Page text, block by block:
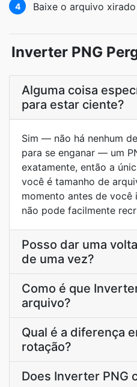
4 Baixe o arquivo xirado
Inverter PNG
Alguma coisa
para estar ciente?
Sim — não há nenhum
para se enganar — um
exatamente, então a
você é tamanho de
momento antes de
não pode facilmente
Posso dar uma
de uma vez?
Como é que
arquivo?
Qual é a diferença
rotação?
Does Inverter PNG